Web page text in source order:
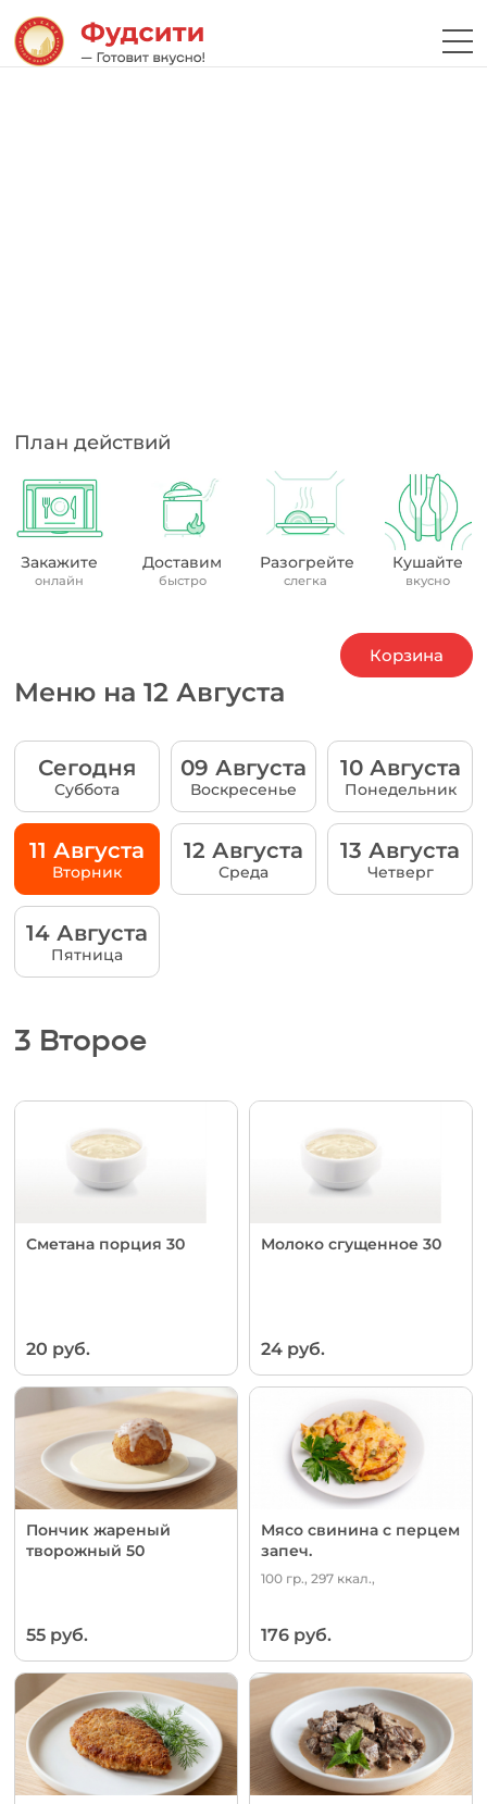
План действий
Закажите
онлайн
Доставим
быстро
Разогрейте
слегка
Кушайте
вкусно
Меню на 12 Августа
Сегодня
Суббота
09 Августа
Воскресенье
10 Августа
Понедельник
11 Августа
Вторник
12 Августа
Среда
13 Августа
Четверг
14 Августа
Пятница
3 Второе
Сметана порция 30
20 руб.
Молоко сгущенное 30
24 руб.
Пончик жареный
творожный 50
55 руб.
Мясо свинина с перцем
запеч.
100 гр., 297 ккал.,
176 руб.
Корзина